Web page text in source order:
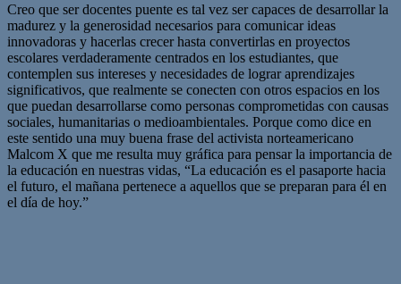
Creo que ser docentes puente es tal vez ser capaces de desarrollar la
madurez y la generosidad necesarios para comunicar ideas
innovadoras y hacerlas crecer hasta convertirlas en proyectos
escolares verdaderamente centrados en los estudiantes, que
contemplen sus intereses y necesidades de lograr aprendizajes
significativos, que realmente se conecten con otros espacios en los
que puedan desarrollarse como personas comprometidas con causas
sociales, humanitarias o medioambientales. Porque como dice en
este sentido una muy buena frase del activista norteamericano
Malcom X que me resulta muy gráfica para pensar la importancia de
la educación en nuestras vidas, “La educación es el pasaporte hacia
el futuro, el mañana pertenece a aquellos que se preparan para él en
el día de hoy.”